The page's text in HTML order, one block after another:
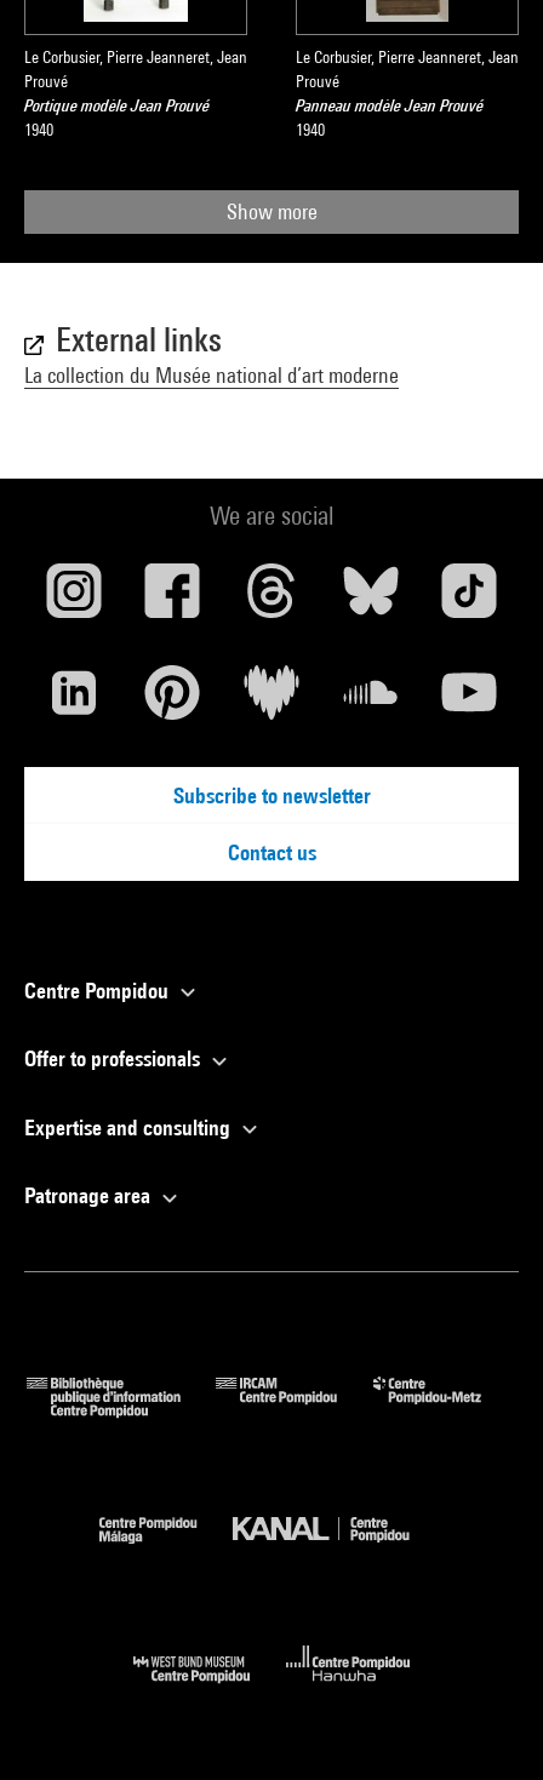
Le Corbusier, Pierre Jeanneret, Jean
Prouvé
Portique modèle Jean Prouvé
1940
Le Corbusier, Pierre Jeanneret, Jean
Prouvé
Panneau modèle Jean Prouvé
1940
Show more
External links
La collection du Musée national d’art moderne
We are social
Subscribe to newsletter
Contact us
Centre Pompidou
Offer to professionals
Expertise and consulting
Patronage area